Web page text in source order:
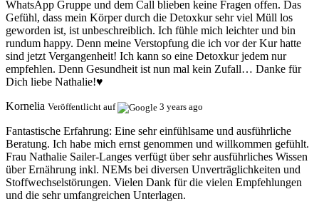
WhatsApp Gruppe und dem Call blieben keine Fragen offen. Das
Gefühl, dass mein Körper durch die Detoxkur sehr viel Müll los
geworden ist, ist unbeschreiblich. Ich fühle mich leichter und bin
rundum happy. Denn meine Verstopfung die ich vor der Kur hatte
sind jetzt Vergangenheit! Ich kann so eine Detoxkur jedem nur
empfehlen. Denn Gesundheit ist nun mal kein Zufall… Danke für
Dich liebe Nathalie!♥️
Kornelia Veröffentlicht auf 3 years ago
Fantastische Erfahrung: Eine sehr einfühlsame und ausführliche
Beratung. Ich habe mich ernst genommen und willkommen gefühlt.
Frau Nathalie Sailer-Langes verfügt über sehr ausführliches Wissen
über Ernährung inkl. NEMs bei diversen Unverträglichkeiten und
Stoffwechselstörungen. Vielen Dank für die vielen Empfehlungen
und die sehr umfangreichen Unterlagen.